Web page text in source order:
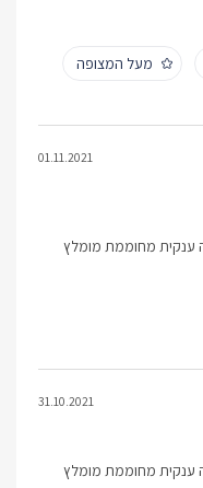
מעל המצופה
01.11.2021
ענקית מחוממת מומלץ
31.10.2021
ענקית מחוממת מומלץ